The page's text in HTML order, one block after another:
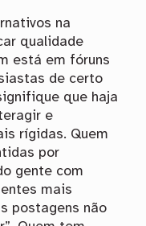
na
qualidade
está em fóruns
de certo
que haja
e
rígidas. Quem
por
gente com
mais
postagens não